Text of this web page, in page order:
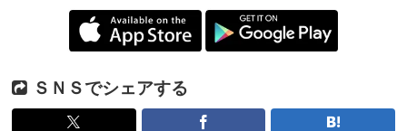
ＳＮＳでシェアする